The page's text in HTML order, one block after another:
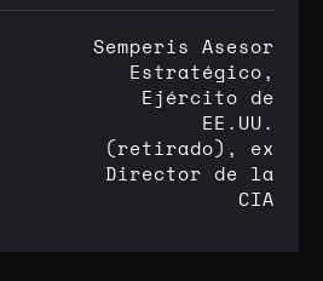
Semperis Asesor
Estratégico,
Ejército de
EE.UU.
(retirado), ex
Director de la
CIA